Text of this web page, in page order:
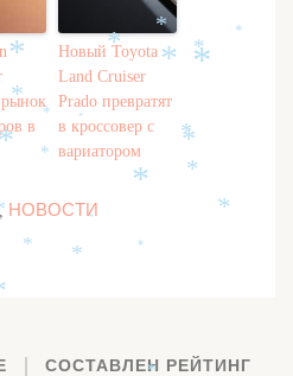
рынок
в
Новый Toyota
Land Cruiser
Prado превратят
в кроссовер с
вариатором
, НОВОСТИ
СОСТАВЛЕН РЕЙТИНГ
*
*
* *
*
*
*
*
*
*
*
*
*
*
*
*
*
*
*
*
*